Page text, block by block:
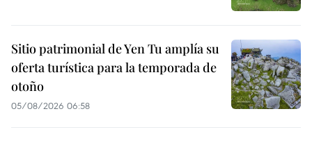
Sitio patrimonial de Yen Tu amplía su
oferta turística para la temporada de
otoño
05/08/2026 06:58